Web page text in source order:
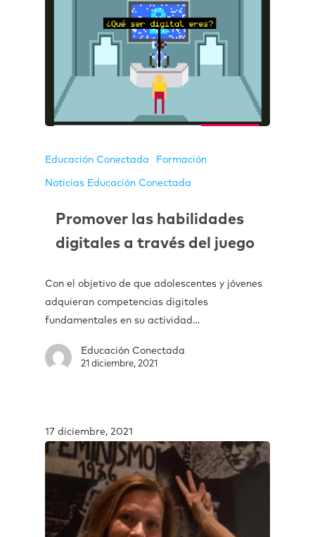
Educación Conectada Formación
Noticias Educación Conectada
Promover las habilidades
digitales a través del juego
Con el objetivo de que adolescentes y jóvenes
adquieran competencias digitales
fundamentales en su actividad…
Educación Conectada
21 diciembre, 2021
17 diciembre, 2021